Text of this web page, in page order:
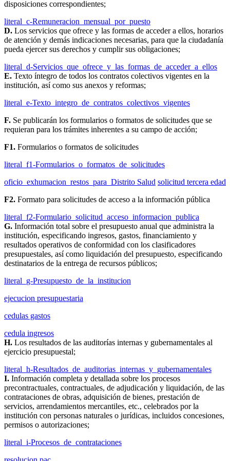
disposiciones correspondientes;
literal_c-Remuneracion_mensual_por_puesto
D. Los servicios que ofrece y las formas de acceder a ellos, horarios
de atención y demás indicaciones necesarias, para que la ciudadanía
pueda ejercer sus derechos y cumplir sus obligaciones;
literal_d-Servicios_que_ofrece_y_las_formas_de_acceder_a_ellos
E. Texto íntegro de todos los contratos colectivos vigentes en la
institución, así como sus anexos y reformas;
literal_e-Texto_integro_de_contratos_colectivos_vigentes
F. Se publicarán los formularios o formatos de solicitudes que se
requieran para los trámites inherentes a su campo de acción;
F1. Formularios o formatos de solicitudes
literal_f1-Formularios_o_formatos_de_solicitudes
oficio_exhumacion_restos_para_Distrito Salud solicitud tercera edad
F2. Formato para solicitudes de acceso a la información pública
literal_f2-Formulario_solicitud_acceso_informacion_publica
G. Información total sobre el presupuesto anual que administra la
institución, especificando ingresos, gastos, financiamiento y
resultados operativos de conformidad con los clasificadores
presupuestales, así como liquidación del presupuesto, especificando
destinatarios de la entrega de recursos públicos;
literal_g-Presupuesto_de_la_institucion
ejecucion presupuestaria
cedulas gastos
cedula ingresos
H. Los resultados de las auditorías internas y gubernamentales al
ejercicio presupuestal;
literal_h-Resultados_de_auditorias_internas_y_gubernamentales
I. Información completa y detallada sobre los procesos
precontractuales, contractuales, de adjudicación y liquidación, de las
contrataciones de obras, adquisición de bienes, prestación de
servicios, arrendamientos mercantiles, etc., celebrados por la
institución con personas naturales o jurídicas, incluidos concesiones,
permisos o autorizaciones;
literal_i-Procesos_de_contrataciones